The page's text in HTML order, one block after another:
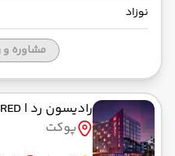
نوزاد
مشاوره و
رادیسون رد | Radisson RED
پوکت